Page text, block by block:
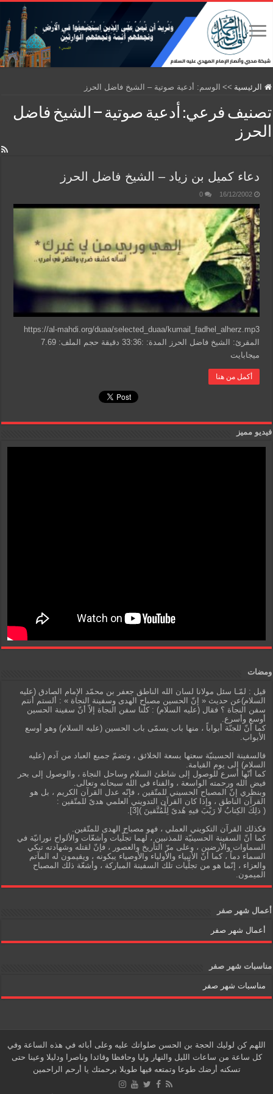
الرئيسية >> الوسم: أدعية صوتية – الشيخ فاضل الحرز
تصنيف فرعي: أدعية صوتية – الشيخ فاضل
الحرز
دعاء كميل بن زياد – الشيخ فاضل الحرز
16/12/2002
0
https://al-mahdi.org/duaa/selected_duaa/kumail_fadhel_alherz.mp3
المقرئ: الشيخ فاضل الحرز المدة: :33:36 دقيقة حجم الملف: 7.69
ميجابايت
أكمل من هنا
فيديو مميز
ومضات
قيل : لمّـا سئل مولانا لسان الله الناطق جعفر بن محمّد الإمام الصادق (عليه
السلام)عن حديث « إنّ الحسين مصباح الهدى وسفينة النجاة » : ألستم أنتم
سفن النجاة ؟ فقال (عليه السلام) : كلّنا سفن النجاة إلاّ أنّ سفينة الحسين
أوسع وأسرع.
كما أنّ للجنّة أبواباً ، منها باب يسمّى باب الحسين (عليه السلام) وهو أوسع
الأبواب.
فالسفينة الحسينيّة سعتها بسعة الخلائق ، وتضمّ جميع العباد من آدم (عليه
السلام) إلى يوم القيامة.
كما أنّها أسرع للوصول إلى شاطئ السلام وساحل النجاة ، والوصول إلى بحر
فيض الله ورحمته الواسعة ، والفناء في الله سبحانه وتعالى.
وبنظري إنّ المصباح الحسيني للمتّقين ، فإنّه عدل القرآن الكريم ، بل هو
القرآن الناطق ، وإذا كان القرآن التدويني العلمي هدىً للمتّقين :
( ذلِكَ الكِتابُ لا رَيْبَ فيهِ هُدىً لِلْمُتَّقينَ )[3].
فكذلك القرآن التكويني العملي ، فهو مصباح الهدى للمتّقين.
كما أنّ السفينة الحسينيّة للمذنبين ، لهما تجلّيات وأشعّات والألواح نورانيّة في
السماوات والأرضين ، وعلى مرّ التأريخ والعصور ، فإنّ لقتله وشهادته تبكي
السماء دماً ، كما أنّ الأنبياء والأولياء والأوصياء يبكونه ، ويقيمون له المآتم
والعزاء ، إنّما هو من تجلّيات تلك السفينة المباركة ، وأشعّة ذلك المصباح
الميمون.
أعمال شهر صفر
أعمال شهر صفر
مناسبات شهر صفر
مناسبات شهر صفر
اللهم كن لوليك الحجة بن الحسن صلواتك عليه وعلى أبائه في هذه الساعة وفي
كل ساعة من ساعات الليل والنهار وليا وحافظا وقائدا وناصرا ودليلا وعينا حتى
تسكنه أرضك طوعا وتمتعه فيها طويلا برحمتك يا أرحم الراحمين